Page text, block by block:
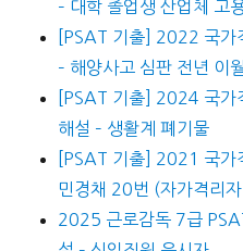
– 대학 졸업생 산업체 고
[PSAT 기출] 2022 국가
– 해양사고 심판 전년 이
[PSAT 기출] 2024 국가
해설 – 생활계 폐기물
[PSAT 기출] 2021 국가
민경채 20번 (자가격리
2025 근로감독 7급